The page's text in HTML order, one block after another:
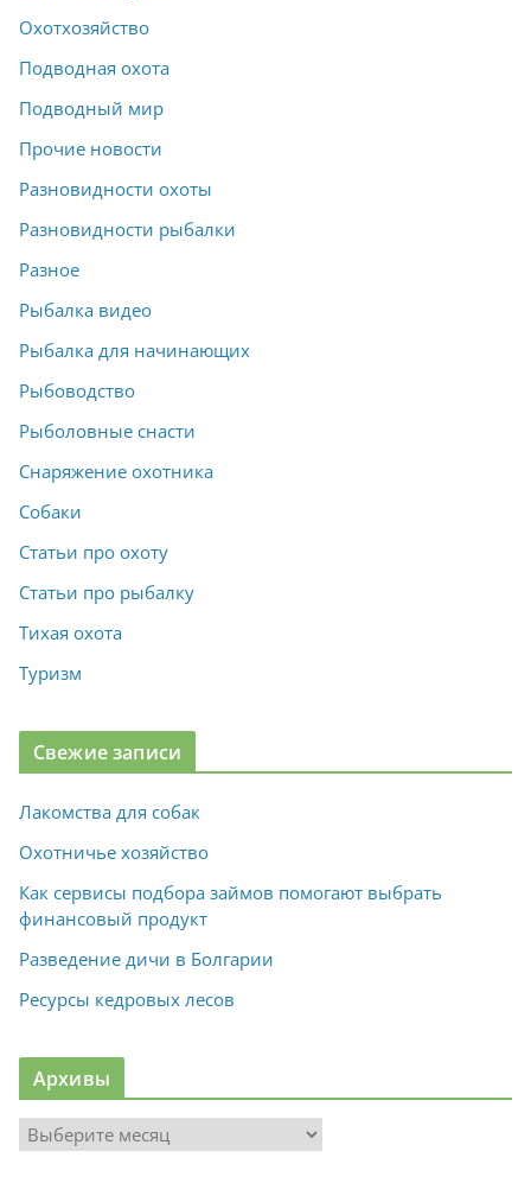
Охотхозяйство
Подводная охота
Подводный мир
Прочие новости
Разновидности охоты
Разновидности рыбалки
Разное
Рыбалка видео
Рыбалка для начинающих
Рыбоводство
Рыболовные снасти
Снаряжение охотника
Собаки
Статьи про охоту
Статьи про рыбалку
Тихая охота
Туризм
Свежие записи
Лакомства для собак
Охотничье хозяйство
Как сервисы подбора займов помогают выбрать
финансовый продукт
Разведение дичи в Болгарии
Ресурсы кедровых лесов
Архивы
р